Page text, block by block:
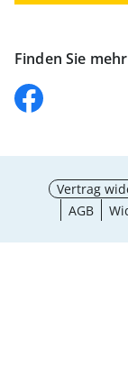
Finden Sie
Vertrag
AGB